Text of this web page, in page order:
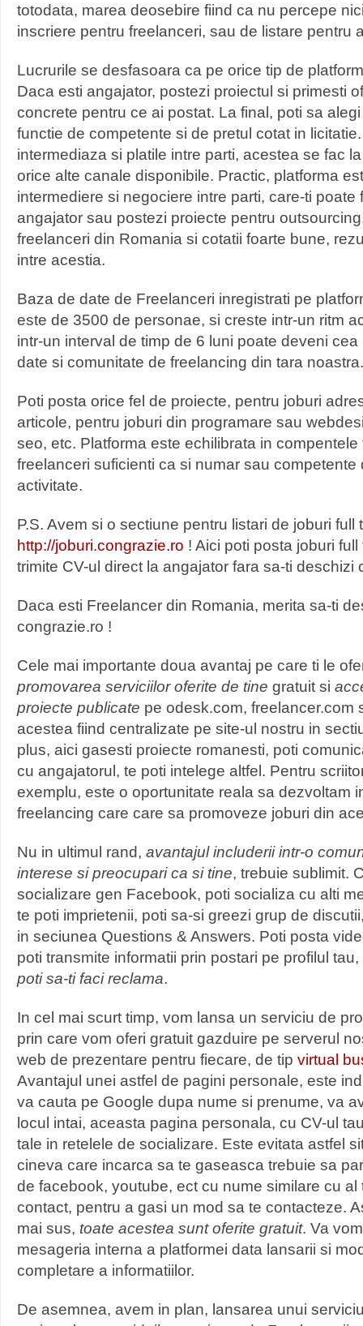
totodata, marea deosebire fiind ca nu percepe
inscriere pentru freelanceri, sau de listare pentru
Lucrurile se desfasoara ca pe orice tip de
Daca esti angajator, postezi proiectul si primesti
concrete pentru ce ai postat. La final, poti sa
functie de competente si de pretul cotat in
intermediaza si platile intre parti, acestea se fac
orice alte canale disponibile. Practic, platforma
intermediere si negociere intre parti, care-ti poate
angajator sau postezi proiecte pentru
freelanceri din Romania si cotatii foarte bune,
intre acestia.
Baza de date de Freelanceri inregistrati pe
este de 3500 de personae, si creste intr-un ritm
intr-un interval de timp de 6 luni poate deveni
date si comunitate de freelancing din tara noastra.
Poti posta orice fel de proiecte, pentru joburi
articole, pentru joburi din programare sau
seo, etc. Platforma este echilibrata in
freelanceri suficienti ca si numar sau competente
activitate.
P.S. Avem si o sectiune pentru listari de joburi full
http://joburi.congrazie.ro ! Aici poti posta joburi
trimite CV-ul direct la angajator fara sa-ti deschizi
Daca esti Freelancer din Romania, merita sa-ti
congrazie.ro !
Cele mai importante doua avantaj pe care ti le
promovarea serviciilor oferite de tine gratuit si
proiecte publicate pe odesk.com, freelancer.com
acestea fiind centralizate pe site-ul nostru in
plus, aici gasesti proiecte romanesti, poti
cu angajatorul, te poti intelege altfel. Pentru
exemplu, este o oportunitate reala sa dezvoltam
freelancing care care sa promoveze joburi din
Nu in ultimul rand, avantajul includerii intr-o
interese si preocupari ca si tine, trebuie sublimit.
socializare gen Facebook, poti socializa cu alti
te poti imprietenii, poti sa-si greezi grup de
in seciunea Questions & Answers. Poti posta
poti transmite informatii prin postari pe profilul
poti sa-ti faci reclama.
In cel mai scurt timp, vom lansa un serviciu de
prin care vom oferi gratuit gazduire pe serverul
web de prezentare pentru fiecare, de tip virtual
Avantajul unei astfel de pagini personale, este
va cauta pe Google dupa nume si prenume, va
locul intai, aceasta pagina personala, cu CV-ul
tale in retelele de socializare. Este evitata astfel
cineva care incarca sa te gaseasca trebuie sa
de facebook, youtube, ect cu nume similare cu al
contact, pentru a gasi un mod sa te contacteze.
mai sus, toate acestea sunt oferite gratuit. Va
mesageria interna a platformei data lansarii si
completare a informatiilor.
De asemnea, avem in plan, lansarea unui